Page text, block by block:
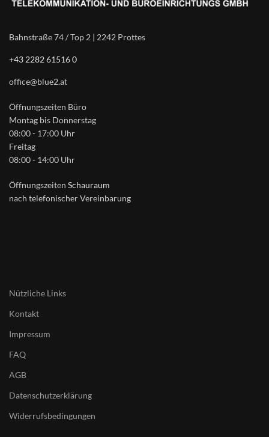
Bahnstraße 74 / Top 2 | 2242 Prottes
+43 2282 61516 0
office@blue2.at
Öffnungszeiten Büro
Montag bis Donnerstag
08:00 - 17:00 Uhr
Freitag
08:00 - 14:00 Uhr
Öffnungszeiten Schauraum
nach telefonischer Vereinbarung
Nützliche Links
Kontakt
Impressum
FAQ
AGB
Datenschutzerklärung
Widerrufsbedingungen